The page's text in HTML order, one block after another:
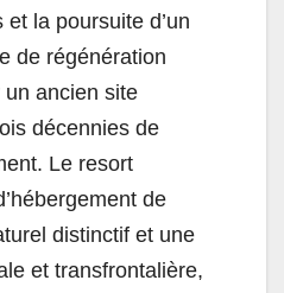
et la poursuite d’un
de régénération
ancien site
décennies de
Le resort
de
distinctif et une
et transfrontalière,